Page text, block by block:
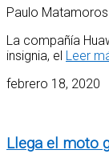
Paulo Matamoros
La compañía
insignia, el Leer
febrero 18, 2020
Llega el moto